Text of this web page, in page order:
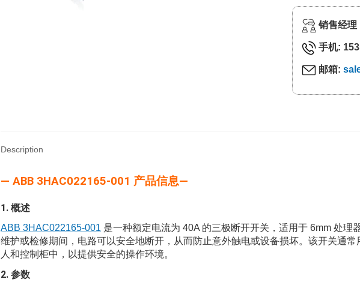
销售经理
手机:
邮箱:
Description
— ABB 3HAC022165-001 产品信息—
1. 概述
ABB 3HAC022165-001 是一种额定电流为 40A 的三极断开开关，适用于 6mm 处理
维护或检修期间，电路可以安全地断开，从而防止意外触电或设备损坏。该开关通
人和控制柜中，以提供安全的操作环境。
2. 参数